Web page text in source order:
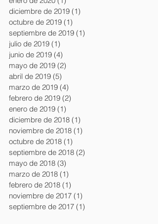
diciembre de 2019 (1)
octubre de 2019 (1)
septiembre de 2019 (1)
julio de 2019 (1)
junio de 2019 (4)
mayo de 2019 (2)
abril de 2019 (5)
marzo de 2019 (4)
febrero de 2019 (2)
enero de 2019 (1)
diciembre de 2018 (1)
noviembre de 2018 (1)
octubre de 2018 (1)
septiembre de 2018 (2)
mayo de 2018 (3)
marzo de 2018 (1)
febrero de 2018 (1)
noviembre de 2017 (1)
septiembre de 2017 (1)